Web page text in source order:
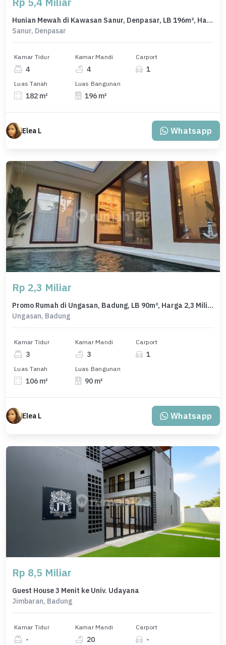
Hunian Mewah di Kawasan Sanur, Denpasar, LB 196m², Harga 5,4 Miliar
Sanur, Denpasar
Kamar Tidur
4
Kamar Mandi
4
Carport
1
Luas Tanah
182 m²
Luas Bangunan
196 m²
Elea L Whatsapp
Rp 2,3 Miliar
Promo Rumah di Ungasan, Badung, LB 90m², Harga 2,3 Miliar
Ungasan, Badung
Kamar Tidur
3
Kamar Mandi
3
Carport
1
Luas Tanah
106 m²
Luas Bangunan
90 m²
Elea L Whatsapp
Rp 8,5 Miliar
Guest House 3 Menit ke Univ. Udayana
Jimbaran, Badung
Kamar Tidur
-
Kamar Mandi
20
Carport
-